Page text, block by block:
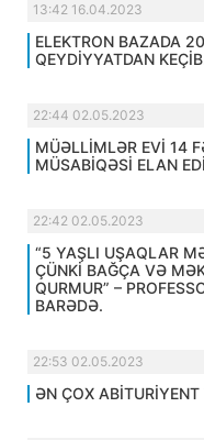
13:42 16.04.2023
ELEKTRON BAZADA
QEYDİYYATDAN
22:44 02.05.2023
MÜƏLLİMLƏR EVİ 14
MÜSABİQƏSİ ELAN
22:42 02.05.2023
“5 YAŞLI UŞAQLAR
ÇÜNKİ BAĞÇA VƏ
QURMUR” –
BARƏDƏ.
22:53 02.05.2023
ƏN ÇOX